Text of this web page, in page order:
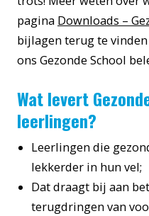
pagina Downloads –
bijlagen terug te
ons Gezonde School
Wat levert
leerlingen?
Leerlingen die
lekkerder in hun vel;
Dat draagt bij aan
terugdringen van